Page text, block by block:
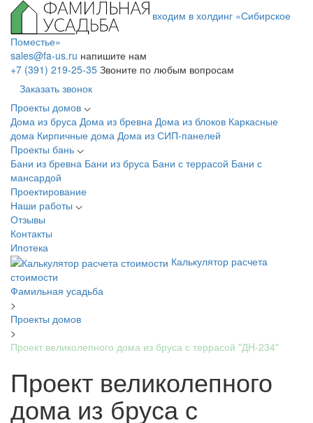
входим в холдинг «Сибирское
Поместье»
sales@fa-us.ru напишите нам
+7 (391) 219-25-35 Звоните по любым вопросам
Заказать звонок
Проекты домов
Дома из бруса Дома из бревна Дома из блоков Каркасные
дома Кирпичные дома Дома из СИП-панелей
Проекты бань
Бани из бревна Бани из бруса Бани с террасой Бани с
мансардой
Проектирование
Наши работы
Отзывы
Контакты
Ипотека
Калькулятор расчета
стоимости
Фамильная усадьба
>
Проекты домов
>
Проект великолепного дома из бруса с террасой "ДH-234"
Проект великолепного
дома из бруса с